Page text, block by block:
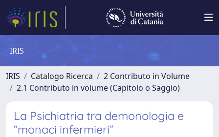
IRIS
IRIS Catalogo Ricerca
2 Contributo in Volume
2.1 Contributo in volume (Capitolo o Saggio)
La Psichiatria tra demonologia e
“monaci infermieri”